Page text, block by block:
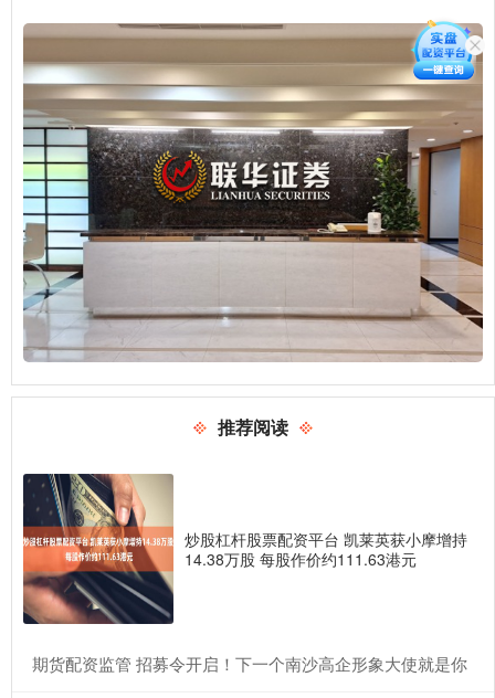
推荐阅读
炒股杠杆股票配资平台 凯莱英获小摩增持
14.38万股 每股作价约111.63港元
​期货配资监管 招募令开启！下一个南沙高企形象大使就是你